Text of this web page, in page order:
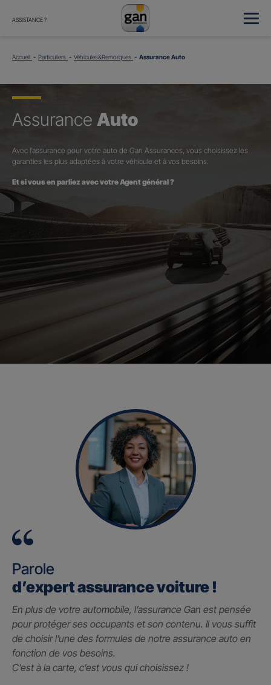
ASSISTANCE ?
Accueil Particuliers Véhicules&Remorques Assurance Auto
Assurance Auto
Avec l’assurance pour votre auto de Gan Assurances, vous choisissez les
garanties les plus adaptées à votre véhicule et à vos besoins.
Et si vous en parliez avec votre Agent général ?
Parole
d’expert assurance voiture !
En plus de votre automobile, l’assurance Gan est pensée
pour protéger ses occupants et son contenu. Il vous suffit
de choisir l’une des formules de notre assurance auto en
fonction de vos besoins.
C’est à la carte, c’est vous qui choisissez !